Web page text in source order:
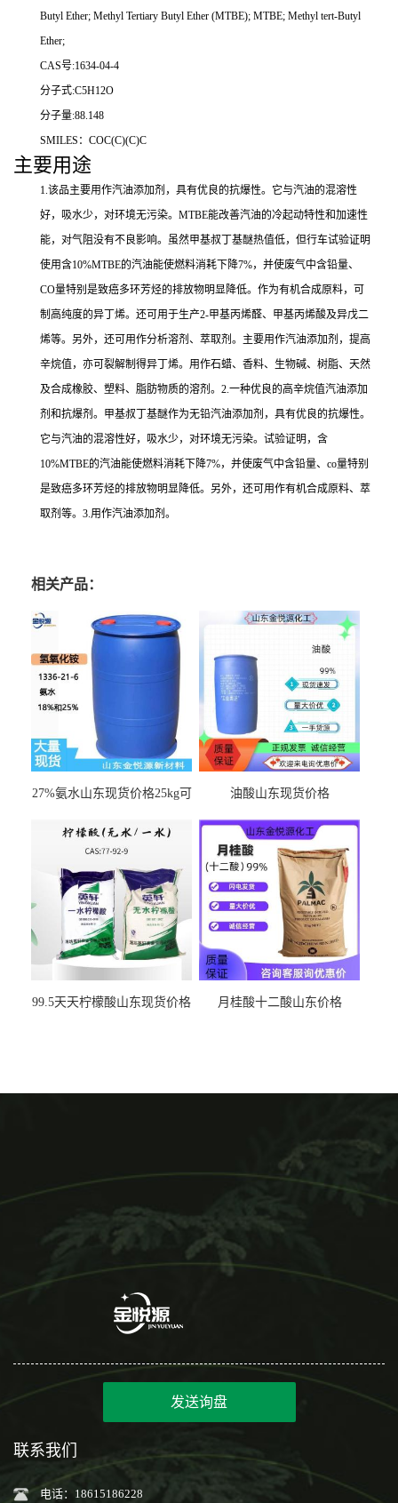
Butyl Ether; Methyl Tertiary Butyl Ether (MTBE); MTBE; Methyl tert-Butyl
Ether;
CAS号:1634-04-4
分子式:C5H12O
分子量:88.148
SMILES：COC(C)(C)C
主要用途
1.该品主要用作汽油添加剂，具有优良的抗爆性。它与汽油的混溶性
好，吸水少，对环境无污染。MTBE能改善汽油的冷起动特性和加速性
能，对气阻没有不良影响。虽然甲基叔丁基醚热值低，但行车试验证明
使用含10%MTBE的汽油能使燃料消耗下降7%，并使废气中含铅量、
CO量特别是致癌多环芳烃的排放物明显降低。作为有机合成原料，可
制高纯度的异丁烯。还可用于生产2-甲基丙烯醛、甲基丙烯酸及异戊二
烯等。另外，还可用作分析溶剂、萃取剂。主要用作汽油添加剂，提高
辛烷值，亦可裂解制得异丁烯。用作石蜡、香料、生物碱、树脂、天然
及合成橡胶、塑料、脂肪物质的溶剂。2.一种优良的高辛烷值汽油添加
剂和抗爆剂。甲基叔丁基醚作为无铅汽油添加剂，具有优良的抗爆性。
它与汽油的混溶性好，吸水少，对环境无污染。试验证明，含
10%MTBE的汽油能使燃料消耗下降7%，并使废气中含铅量、co量特别
是致癌多环芳烃的排放物明显降低。另外，还可用作有机合成原料、萃
取剂等。3.用作汽油添加剂。
相关产品：
27%氨水山东现货价格25kg可
油酸山东现货价格
99.5天天柠檬酸山东现货价格 月桂酸十二酸山东价格
发送询盘
联系我们
电话：18615186228